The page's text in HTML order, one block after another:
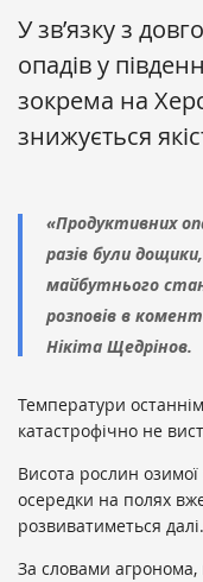
У зв’язку з
опадів у
зокрема на
знижується
«Продуктивних
разів були
майбутнього
розповів в
Нікіта Щедрінов.
Температури
катастрофічно не
Висота рослин
осередки на полях
розвиватиметься далі.
За словами агронома,